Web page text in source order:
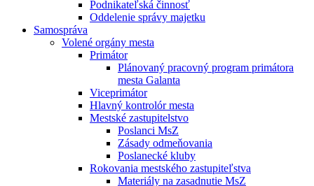
Podnikateľská činnosť
Oddelenie správy majetku
Samospráva
Volené orgány mesta
Primátor
Plánovaný pracovný program primátora
mesta Galanta
Viceprimátor
Hlavný kontrolór mesta
Mestské zastupitelstvo
Poslanci MsZ
Zásady odmeňovania
Poslanecké kluby
Rokovania mestského zastupiteľstva
Materiály na zasadnutie MsZ